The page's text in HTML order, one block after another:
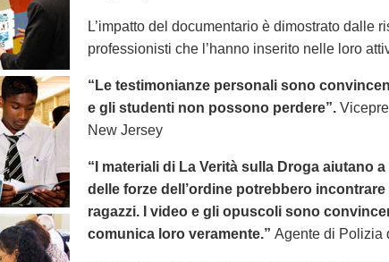
L’impatto del documentario è dimostrato dalle
professionisti che l’hanno inserito nelle loro
“Le testimonianze personali sono
e gli studenti non possono perdere”.
New Jersey
“I materiali di La Verità sulla Droga aiutano
delle forze dell’ordine potrebbero
ragazzi. I video e gli opuscoli sono
comunica loro veramente.” Agente di Polizia